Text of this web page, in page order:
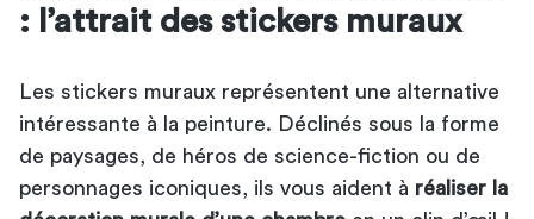
: l’attrait des stickers muraux
Les stickers muraux représentent une alternative
intéressante à la peinture. Déclinés sous la forme
de paysages, de héros de science-fiction ou de
personnages iconiques, ils vous aident à réaliser la